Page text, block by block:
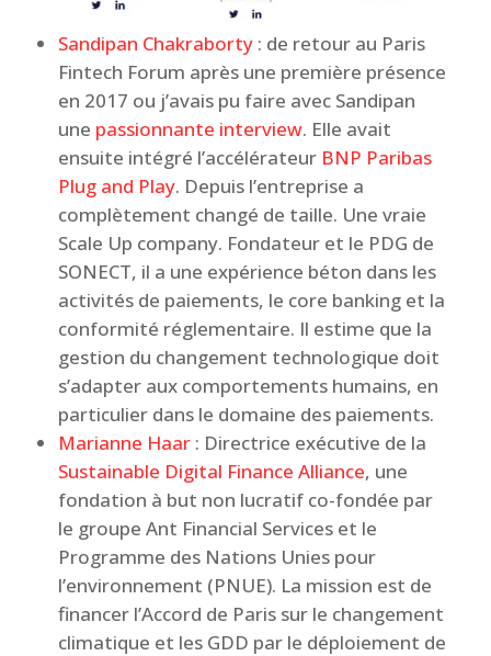
Sandipan Chakraborty: de retour au Paris
Fintech Forum après une première présence
en 2017 ou j’avais pu faire avec Sandipan
une passionnante interview. Elle avait
ensuite intégré l’accélérateur BNP Paribas
Plug and Play. Depuis l’entreprise a
complètement changé de taille. Une vraie
Scale Up company. Fondateur et le PDG de
SONECT, il a une expérience béton dans les
activités de paiements, le core banking et la
conformité réglementaire. Il estime que la
gestion du changement technologique doit
s’adapter aux comportements humains, en
particulier dans le domaine des paiements.
Marianne Haar : Directrice exécutive de la
Sustainable Digital Finance Alliance, une
fondation à but non lucratif co-fondée par
le groupe Ant Financial Services et le
Programme des Nations Unies pour
l’environnement (PNUE). La mission est de
financer l’Accord de Paris sur le changement
climatique et les GDD par le déploiement de